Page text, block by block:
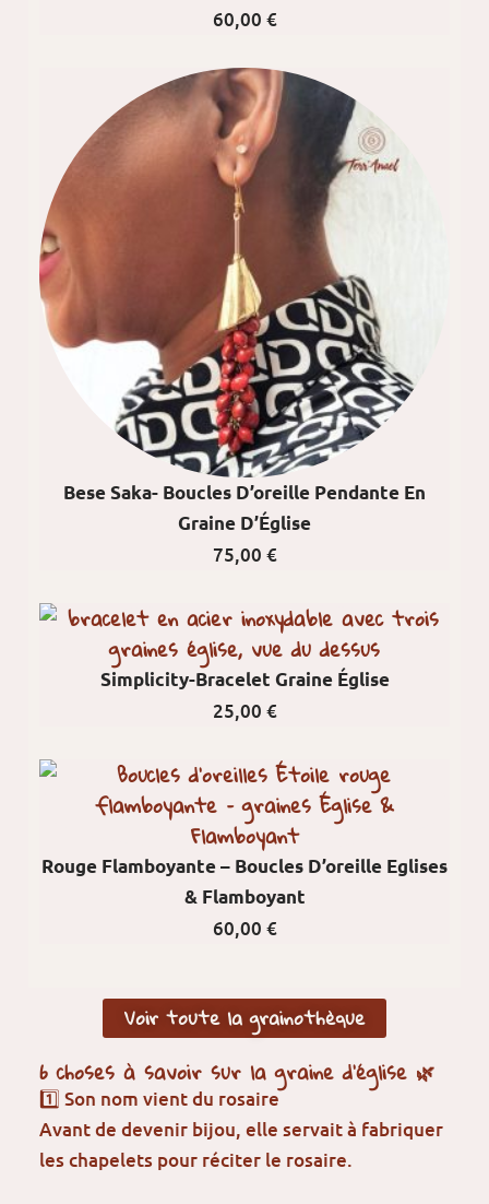
60,00 €
Bese Saka- Boucles D’oreille Pendante En
Graine D’Église
75,00 €
Simplicity-Bracelet Graine Église
25,00 €
Rouge Flamboyante – Boucles D’oreille Eglises
& Flamboyant
60,00 €
Voir toute la grainothèque
6 choses à savoir sur la graine d’église 🌿
1️⃣ Son nom vient du rosaire
Avant de devenir bijou, elle servait à fabriquer
les chapelets pour réciter le rosaire.